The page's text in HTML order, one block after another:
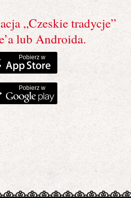
„Czeskie tradycje”
lub Androida.
Pobierz w
Pobierz w